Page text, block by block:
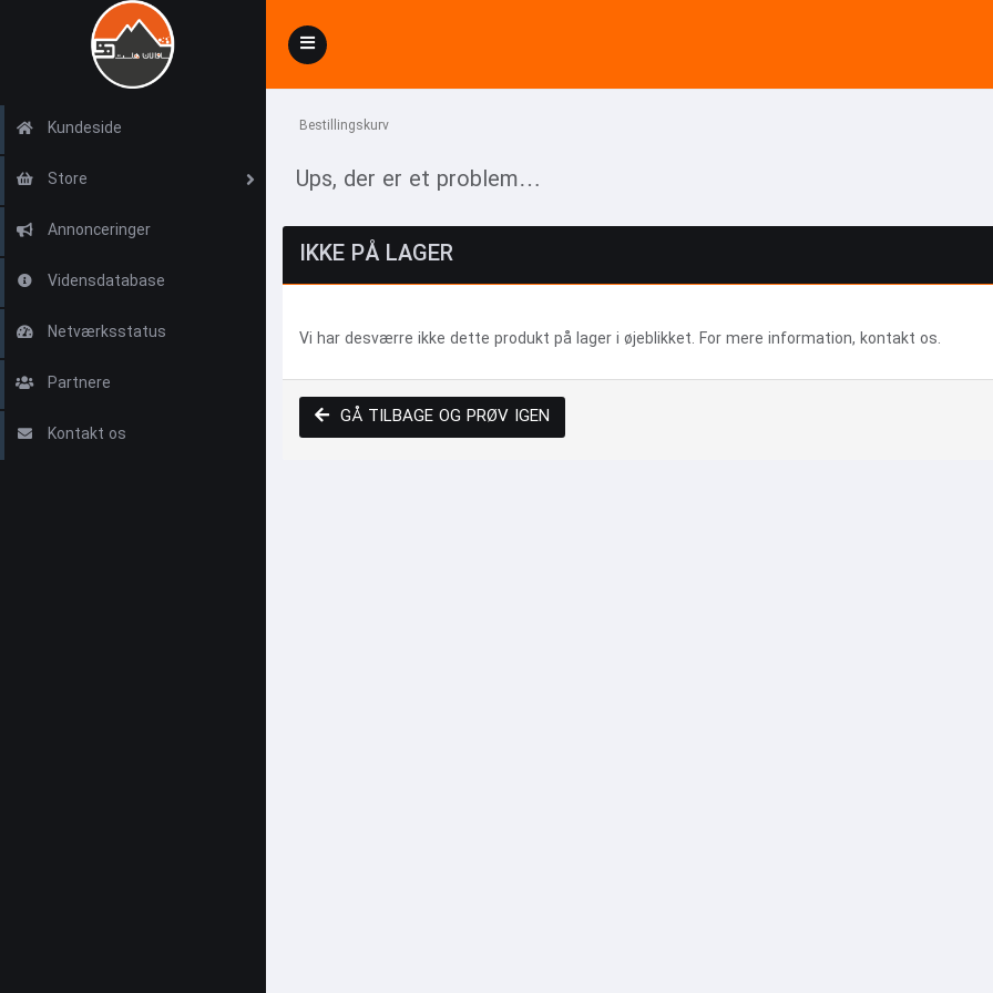
Toggle
navigation
Kundeside
Store
Annonceringer
Vidensdatabase
Netværksstatus
Partnere
Kontakt os
Bestillingskurv
Ups, der er et problem…
IKKE PÅ LAGER
Vi har desværre ikke dette produkt på lager i øjeblikket. For mere information, kontakt os.
GÅ TILBAGE OG PRØV IGEN